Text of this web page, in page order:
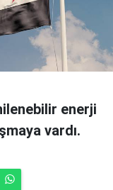
enerji
vardı.